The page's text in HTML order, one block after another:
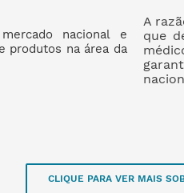
nacional e
produtos na área da
A
que
CLIQUE PARA VER MAIS